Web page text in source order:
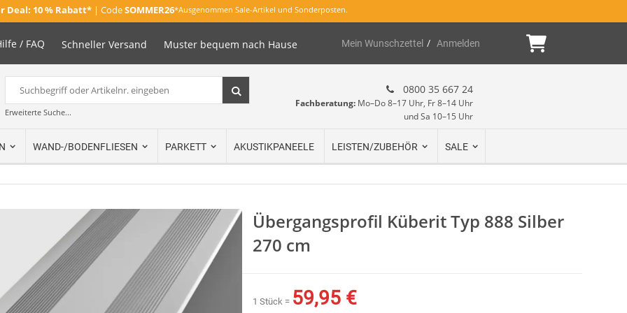
Deal: 10 % Rabatt*| CodeSOMMER26*Ausgenommen Sale-Artikel und Sonderposten.
/ FAQ Schneller Versand Muster bequem nach Hause Mein
Mein Wunschzettel Anmelden
Suche
Suche
Erweiterte Suche...
0800 35 667 24
Fachberatung: Mo–Do 8–17 Uhr, Fr 8–14 Uhr
und Sa 10–15 Uhr
WAND-/BODENFLIESEN PARKETT AKUSTIKPANEELE LEISTEN/ZUBEHÖR SALE
Übergangsprofil Küberit Typ 888 Silber
270 cm
1 Stück = 59,95 €